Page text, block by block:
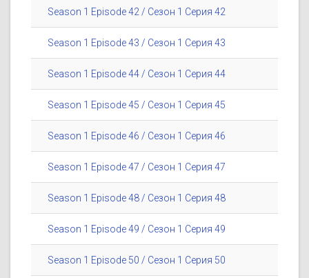
Season 1 Episode 42 / Сезон 1 Серия 42
Season 1 Episode 43 / Сезон 1 Серия 43
Season 1 Episode 44 / Сезон 1 Серия 44
Season 1 Episode 45 / Сезон 1 Серия 45
Season 1 Episode 46 / Сезон 1 Серия 46
Season 1 Episode 47 / Сезон 1 Серия 47
Season 1 Episode 48 / Сезон 1 Серия 48
Season 1 Episode 49 / Сезон 1 Серия 49
Season 1 Episode 50 / Сезон 1 Серия 50